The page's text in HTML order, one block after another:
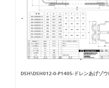
DSH\DSH012-0-P1405-ドレンあげゾ